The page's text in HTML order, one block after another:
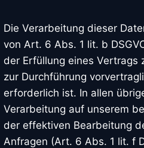
Die Verarbeitung dieser
von Art. 6 Abs. 1 lit. b
der Erfüllung eines Vertrags
zur Durchführung
erforderlich ist. In allen
Verarbeitung auf unserem
der effektiven Bearbeitung
Anfragen (Art. 6 Abs. 1 lit. f